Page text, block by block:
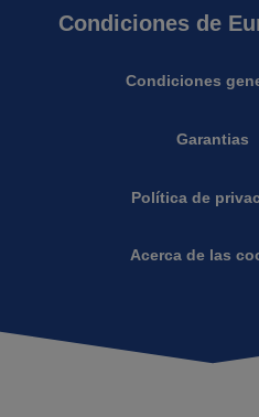
Condiciones de
Condiciones
Garantias
Política de
Acerca de las